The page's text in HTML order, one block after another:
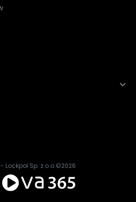
- Lockpol Sp. z o.o.©2026